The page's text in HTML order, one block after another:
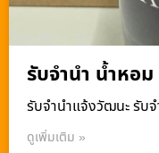
รับจำนำ น้ำหอ
รับจํานําแจ้งวัฒนะ รับ
ดูเพิ่มเติม »